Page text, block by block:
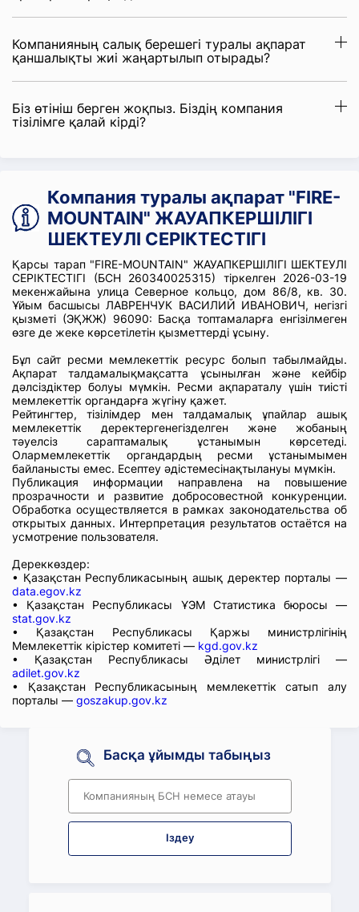
Компанияның салық берешегі туралы ақпарат
қаншалықты жиі жаңартылып отырады?
Біз өтініш берген жоқпыз. Біздің компания
тізілімге қалай кірді?
Компания туралы ақпарат "FIRE-
MOUNTAIN" ЖАУАПКЕРШІЛІГІ
ШЕКТЕУЛІ СЕРІКТЕСТІГІ
Қарсы тарап "FIRE-MOUNTAIN" ЖАУАПКЕРШІЛІГІ ШЕКТЕУЛІ
СЕРІКТЕСТІГІ (БСН 260340025315) тіркелген 2026-03-19
мекенжайына улица Северное кольцо, дом 86/8, кв. 30.
Ұйым басшысы ЛАВРЕНЧУК ВАСИЛИЙ ИВАНОВИЧ, негізгі
қызметі (ЭҚЖЖ) 96090: Басқа топтамаларға енгізілмеген
өзге де жеке көрсетілетін қызметтерді ұсыну.
Бұл сайт ресми мемлекеттік ресурс болып табылмайды.
Ақпарат талдамалықмақсатта ұсынылған және кейбір
дәлсіздіктер болуы мүмкін. Ресми ақпараталу үшін тиісті
мемлекеттік органдарға жүгіну қажет.
Рейтингтер, тізілімдер мен талдамалық ұпайлар ашық
мемлекеттік деректергенегізделген және жобаның
тәуелсіз сараптамалық ұстанымын көрсетеді.
Олармемлекеттік органдардың ресми ұстанымымен
байланысты емес. Есептеу әдістемесінақтылануы мүмкін.
Публикация информации направлена на повышение
прозрачности и развитие добросовестной конкуренции.
Обработка осуществляется в рамках законодательства об
открытых данных. Интерпретация результатов остаётся на
усмотрение пользователя.
Дереккөздер:
• Қазақстан Республикасының ашық деректер порталы —
data.egov.kz
• Қазақстан Республикасы ҰЭМ Статистика бюросы —
stat.gov.kz
• Қазақстан Республикасы Қаржы министрлігінің
Мемлекеттік кірістер комитеті — kgd.gov.kz
• Қазақстан Республикасы Әділет министрлігі —
adilet.gov.kz
• Қазақстан Республикасының мемлекеттік сатып алу
порталы — goszakup.gov.kz
Басқа ұйымды табыңыз
Іздеу